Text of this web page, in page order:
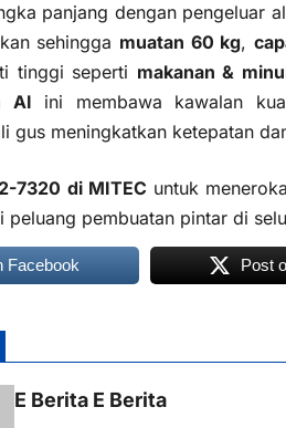
panjang dengan pengeluar
sehingga muatan 60 kg,
tinggi seperti makanan &
AI ini membawa kawalan
gus meningkatkan ketepatan
7320 di MITEC untuk
peluang pembuatan pintar di
Facebook Post
E Berita E Berita